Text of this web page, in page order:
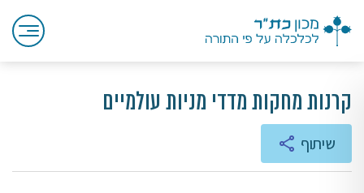
קרנות מחקות מדדי מניות עולמיים
שיתוף